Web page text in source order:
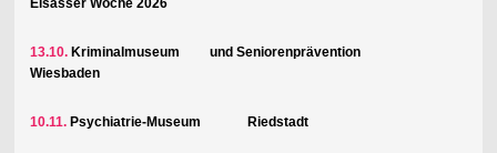
Elsässer Woche 2026
13.10.Kriminalmuseum und Seniorenprävention
Wiesbaden
10.11. Psychiatrie-Museum Riedstadt